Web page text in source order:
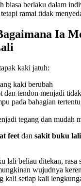
biasa berlaku dalam
tetapi ramai tidak
Ia
kaki jatuh:
kaki berubah
dan tendon menjadi
pada bahagian
tegang dan mudah
feet dan sakit buku lali
lali beliau ditekan, rasa
wujudnya
kali setiap kali